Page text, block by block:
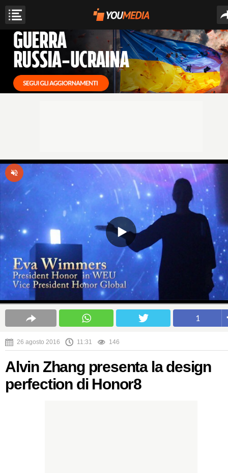
1
26 agosto 2016 11:31 146
Alvin Zhang presenta la design
perfection di Honor8